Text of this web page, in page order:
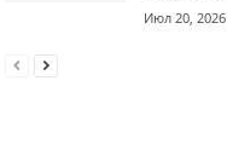
Июл 20, 2026